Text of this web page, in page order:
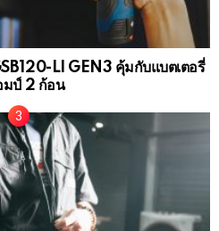
LI GEN3 คุ้มกับแบตเตอรี่
มป์ 2 ก้อน